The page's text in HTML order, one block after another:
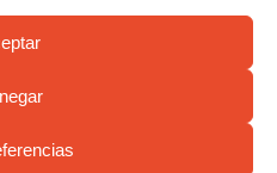
–
DE PRIVACIDAD REDES
Radio | All Rights Reserved |